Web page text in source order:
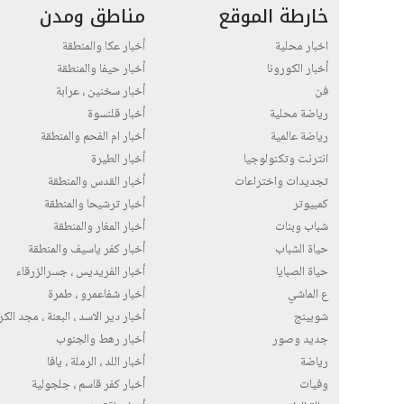
خارطة الموقع
اخبار محلية
أخبار الكورونا
فن
رياضة محلية
رياضة عالمية
انترنت وتكنولوجيا
تجديدات واختراعات
كمبيوتر
شباب وبنات
حياة الشباب
حياة الصبايا
ع الماشي
شوبينج
جديد وصور
رياضة
وفيات
مناطق ومدن
أخبار عكا والمنطقة
أخبار حيفا والمنطقة
أخبار سخنين ، عرابة
أخبار قلنسوة
أخبار ام الفحم والمنطقة
أخبار الطيرة
أخبار القدس والمنطقة
أخبار ترشيحا والمنطقة
أخبار المغار والمنطقة
أخبار كفر ياسيف والمنطقة
أخبار الفريديس ، جسرالزرقاء
أخبار شفاعمرو ، طمرة
أخبار دير الاسد ، البعنة ، مجد
أخبار رهط والجنوب
أخبار اللد ، الرملة ، يافا
أخبار كفر قاسم ، جلجولية